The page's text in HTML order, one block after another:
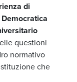
di
questioni
normativo
che